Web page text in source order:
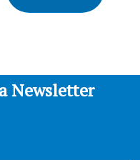
Newsletter